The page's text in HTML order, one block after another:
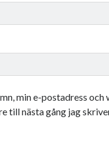
min e-postadress
till nästa gång jag